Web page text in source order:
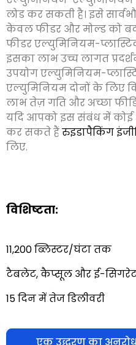
लोड कर सकती है। इसे
केवल फीडर और मोल्ड को
फीडर एल्युमिनियम-
इसका लाभ उच्च लागत
उपयोग एल्युमिनियम-
एल्युमिनियम दोनों के लिए
लाभ तेज़ गति और अच्छा
यदि आपको इस संबंध में कोई
कर सकते हैंरुइडापैकिंग
लिए.
विशिष्टता:
11,200 ब्लिस्टर/घंटा तक
टैबलेट, कैप्सूल और ई-
15 दिन में तेज डिलीवरी
एक उद्धरण का